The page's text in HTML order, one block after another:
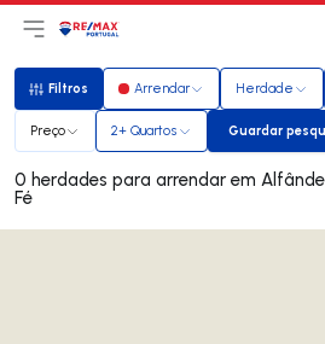
Abri menu principal
LogoIr para página inicial
Filtros
Filtros Arrendar Herdade
Preço 2+ Quartos Guardar
0 herdades para arrendar em Alfândega da
Fé